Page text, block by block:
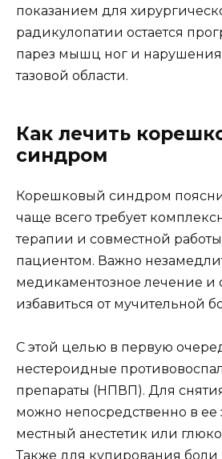
показанием для
радикулопатии остается
парез мышц ног и
тазовой области.
Как лечить
синдром
Корешковый синдром
чаще всего требует
терапии и совместной
пациентом. Важно
медикаментозное лечение и
избавиться от мучительной
С этой целью в первую
нестероидные
препараты (НПВП). Для
можно непосредственно в ее
местный анестетик или
Также для купирования боли